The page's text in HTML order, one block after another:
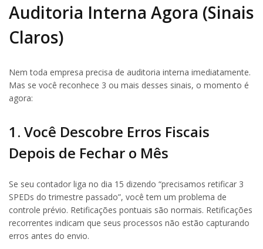
Auditoria Interna Agora (Sinais
Claros)
Nem toda empresa precisa de auditoria interna imediatamente.
Mas se você reconhece 3 ou mais desses sinais, o momento é
agora:
1. Você Descobre Erros Fiscais
Depois de Fechar o Mês
Se seu contador liga no dia 15 dizendo “precisamos retificar 3
SPEDs do trimestre passado”, você tem um problema de
controle prévio. Retificações pontuais são normais. Retificações
recorrentes indicam que seus processos não estão capturando
erros antes do envio.